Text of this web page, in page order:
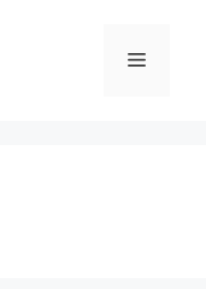
메